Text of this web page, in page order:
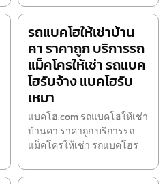
รถแบคโฮให้เช่าบ้าน
คา ราคาถูก บริการรถ
แม็คโครให้เช่า รถแบค
โฮรับจ้าง แบคโฮรับ
เหมา
แบคโฮ.com รถแบคโฮให้เช่า
บ้านคา ราคาถูก บริการรถ
แม็คโครให้เช่า รถแบคโฮร